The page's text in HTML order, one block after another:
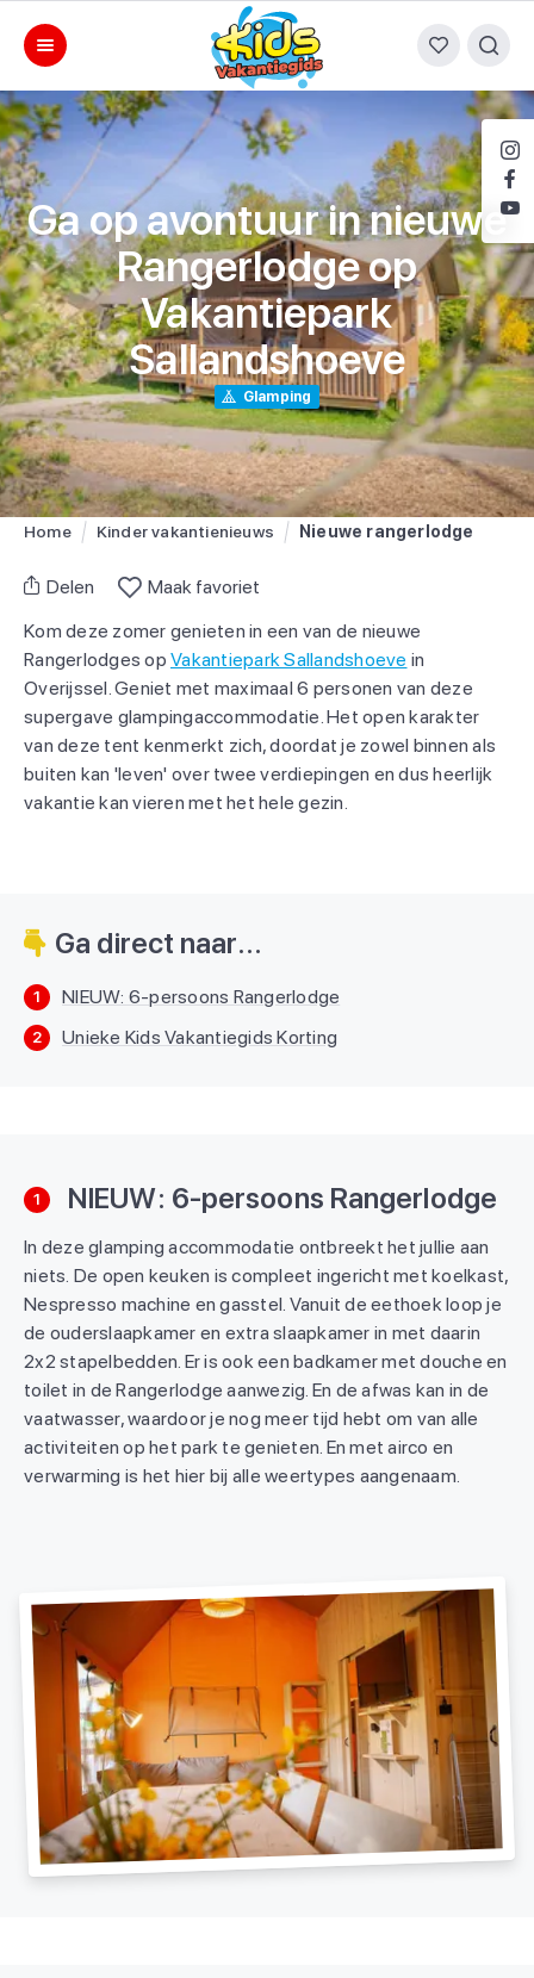
Ga op avontuur in nieuwe
Rangerlodge op
Vakantiepark
Sallandshoeve
Glamping
Home Kinder vakantienieuws Nieuwe rangerlodge
Delen
Maak favoriet
Kom deze zomer genieten in een van de nieuwe
Rangerlodges op Vakantiepark Sallandshoeve in
Overijssel. Geniet met maximaal 6 personen van deze
supergave glampingaccommodatie. Het open karakter
van deze tent kenmerkt zich, doordat je zowel binnen als
buiten kan 'leven' over twee verdiepingen en dus heerlijk
vakantie kan vieren met het hele gezin.
Ga direct naar...
1 NIEUW: 6-persoons Rangerlodge
2 Unieke Kids Vakantiegids Korting
1 NIEUW: 6-persoons Rangerlodge
In deze glamping accommodatie ontbreekt het jullie aan
niets. De open keuken is compleet ingericht met koelkast,
Nespresso machine en gasstel. Vanuit de eethoek loop je
de ouderslaapkamer en extra slaapkamer in met daarin
2x2 stapelbedden. Er is ook een badkamer met douche en
toilet in de Rangerlodge aanwezig. En de afwas kan in de
vaatwasser, waardoor je nog meer tijd hebt om van alle
activiteiten op het park te genieten. En met airco en
verwarming is het hier bij alle weertypes aangenaam.